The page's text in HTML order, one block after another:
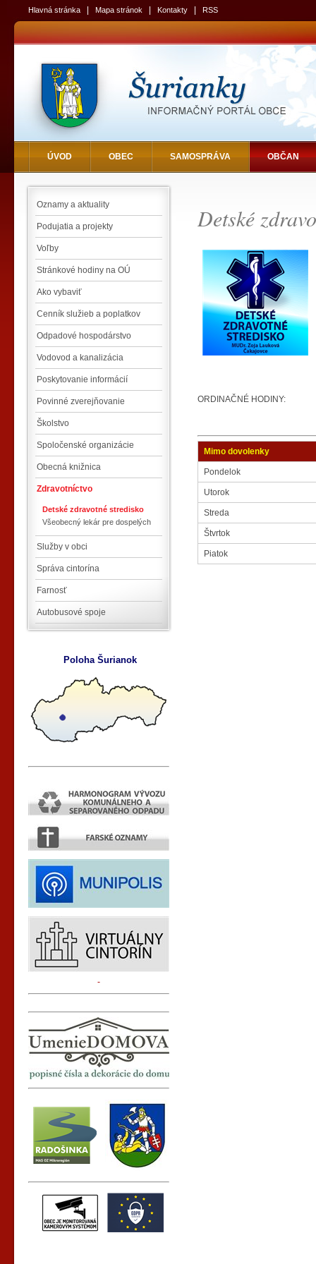
Hlavná stránka Mapa stránok Kontakty RSS
ÚVOD OBEC SAMOSPRÁVA OBČAN
Oznamy a aktuality
Podujatia a projekty
Voľby
Stránkové hodiny na OÚ
Ako vybaviť
Cenník služieb a poplatkov
Odpadové hospodárstvo
Vodovod a kanalizácia
Poskytovanie informácií
Povinné zverejňovanie
Školstvo
Spoločenské organizácie
Obecná knižnica
Zdravotníctvo
Detské zdravotné stredisko
Všeobecný lekár pre dospelých
Služby v obci
Správa cintorína
Farnosť
Autobusové spoje
Poloha Šurianok
Detské
ORDINAČNÉ HODINY:
Mimo dovolenky
Pondelok
Utorok
Streda
Štvrtok
Piatok